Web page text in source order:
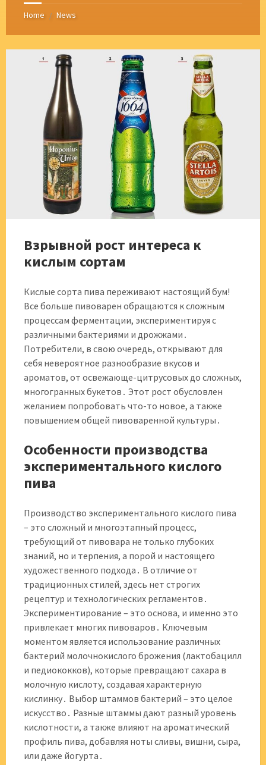
Home / News
Взрывной рост интереса к
кислым сортам
Кислые сорта пива переживают настоящий бум!
Все больше пивоварен обращаются к сложным
процессам ферментации, экспериментируя с
различными бактериями и дрожжами․
Потребители, в свою очередь, открывают для
себя невероятное разнообразие вкусов и
ароматов, от освежающе-цитрусовых до сложных,
многогранных букетов․ Этот рост обусловлен
желанием попробовать что-то новое, а также
повышением общей пивоваренной культуры․
Особенности производства
экспериментального кислого
пива
Производство экспериментального кислого пива
– это сложный и многоэтапный процесс,
требующий от пивовара не только глубоких
знаний, но и терпения, а порой и настоящего
художественного подхода․ В отличие от
традиционных стилей, здесь нет строгих
рецептур и технологических регламентов․
Экспериментирование – это основа, и именно это
привлекает многих пивоваров․ Ключевым
моментом является использование различных
бактерий молочнокислого брожения (лактобацилл
и педиококков), которые превращают сахара в
молочную кислоту, создавая характерную
кислинку․ Выбор штаммов бактерий – это целое
искусство․ Разные штаммы дают разный уровень
кислотности, а также влияют на ароматический
профиль пива, добавляя ноты сливы, вишни, сыра,
или даже йогурта․